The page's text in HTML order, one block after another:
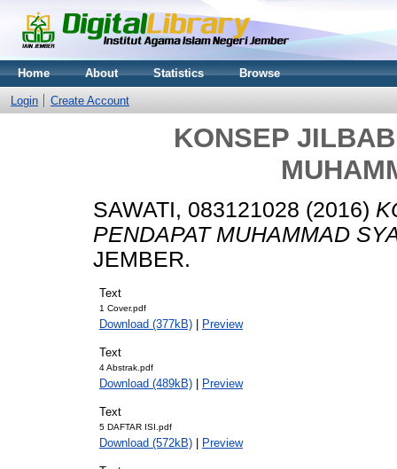
Home About Statistics Browse
Login Create Account
KONSEP
SAWATI, 083121028 (2016)
PENDAPAT MUHAMMAD
JEMBER.
Text
1 Cover.pdf
Download (377kB) | Preview
Text
4 Abstrak.pdf
Download (489kB) | Preview
Text
5 DAFTAR ISI.pdf
Download (572kB) | Preview